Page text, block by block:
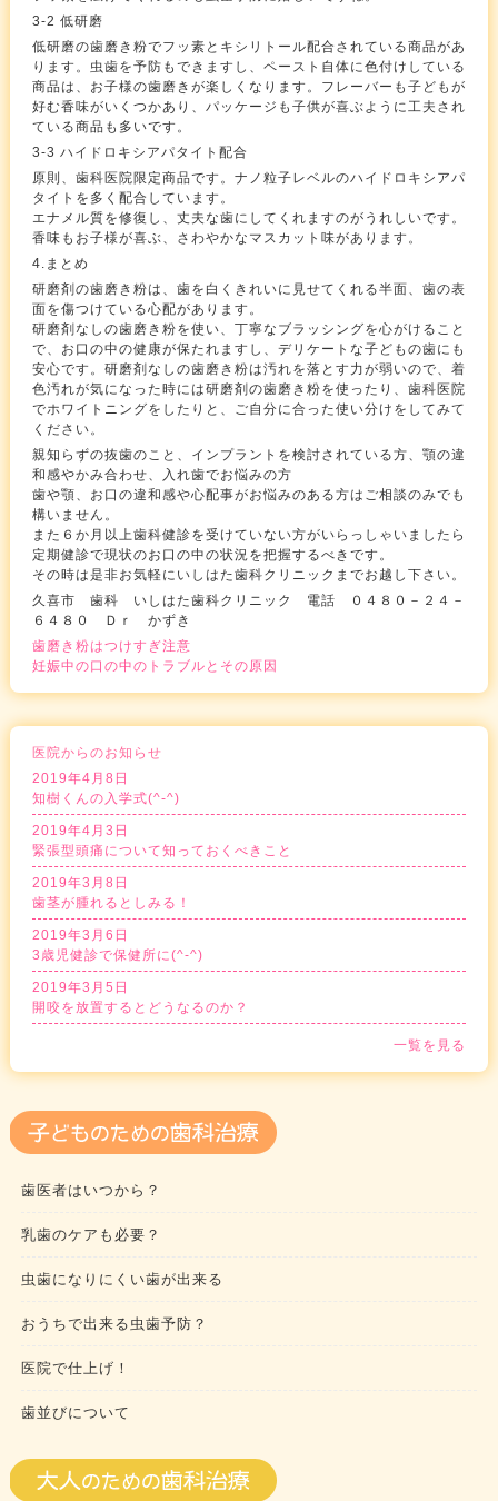
3-2 低研磨
低研磨の歯磨き粉でフッ素とキシリトール配合されている商品があ
ります。虫歯を予防もできますし、ペースト自体に色付けしている
商品は、お子様の歯磨きが楽しくなります。フレーバーも子どもが
好む香味がいくつかあり、パッケージも子供が喜ぶように工夫され
ている商品も多いです。
3-3 ハイドロキシアパタイト配合
原則、歯科医院限定商品です。ナノ粒子レベルのハイドロキシアパ
タイトを多く配合しています。
エナメル質を修復し、丈夫な歯にしてくれますのがうれしいです。
香味もお子様が喜ぶ、さわやかなマスカット味があります。
4.まとめ
研磨剤の歯磨き粉は、歯を白くきれいに見せてくれる半面、歯の表
面を傷つけている心配があります。
研磨剤なしの歯磨き粉を使い、丁寧なブラッシングを心がけること
で、お口の中の健康が保たれますし、デリケートな子どもの歯にも
安心です。研磨剤なしの歯磨き粉は汚れを落とす力が弱いので、着
色汚れが気になった時には研磨剤の歯磨き粉を使ったり、歯科医院
でホワイトニングをしたりと、ご自分に合った使い分けをしてみて
ください。
親知らずの抜歯のこと、インプラントを検討されている方、顎の違
和感やかみ合わせ、入れ歯でお悩みの方
歯や顎、お口の違和感や心配事がお悩みのある方はご相談のみでも
構いません。
また６か月以上歯科健診を受けていない方がいらっしゃいましたら
定期健診で現状のお口の中の状況を把握するべきです。
その時は是非お気軽にいしはた歯科クリニックまでお越し下さい。
久喜市 歯科 いしはた歯科クリニック 電話 ０４８０－２４－
６４８０ Ｄｒ かずき
歯磨き粉はつけすぎ注意
妊娠中の口の中のトラブルとその原因
医院からのお知らせ
2019年4月8日
知樹くんの入学式(^-^)
2019年4月3日
緊張型頭痛について知っておくべきこと
2019年3月8日
歯茎が腫れるとしみる！
2019年3月6日
3歳児健診で保健所に(^-^)
2019年3月5日
開咬を放置するとどうなるのか？
一覧を見る
歯医者はいつから？
乳歯のケアも必要？
虫歯になりにくい歯が出来る
おうちで出来る虫歯予防？
医院で仕上げ！
歯並びについて